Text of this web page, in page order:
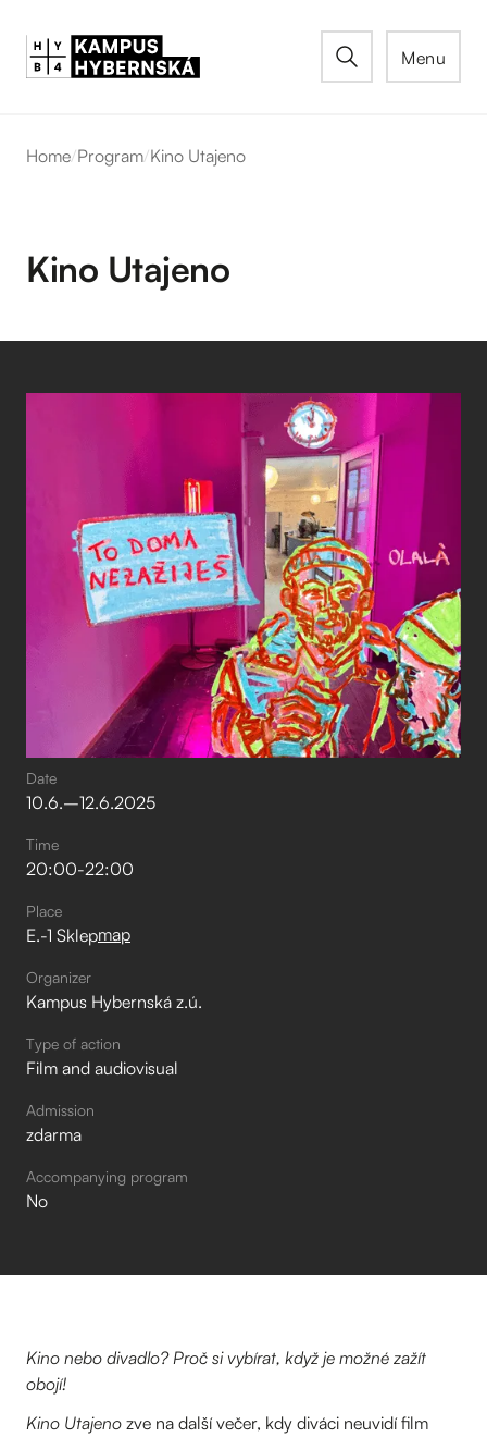
Menu
Home/Program/Kino Utajeno
Kino Utajeno
Date
10.6.–⁠12.6.2025
Time
20:00-22:00
Place
E.-1 Sklepmap
Organizer
Kampus Hybernská z.ú.
Type of action
Film and audiovisual
Admission
zdarma
Accompanying program
No
Kino nebo divadlo? Proč si vybírat, když je možné zažít
obojí!
Kino Utajeno zve na další večer, kdy diváci neuvidí film